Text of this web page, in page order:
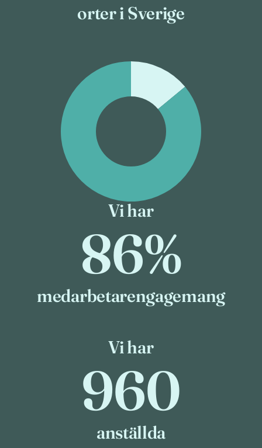
orter i Sverige
Vi har
86%
medarbetarengagemang
Vi har
960
960
anställda